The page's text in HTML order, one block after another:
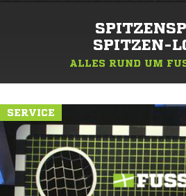
SPITZEN-
ALLES RUND UM
SERVICE